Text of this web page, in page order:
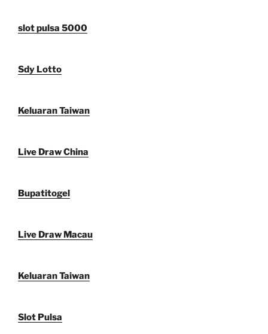
slot pulsa 5000
Sdy Lotto
Keluaran Taiwan
Live Draw China
Bupatitogel
Live Draw Macau
Keluaran Taiwan
Slot Pulsa